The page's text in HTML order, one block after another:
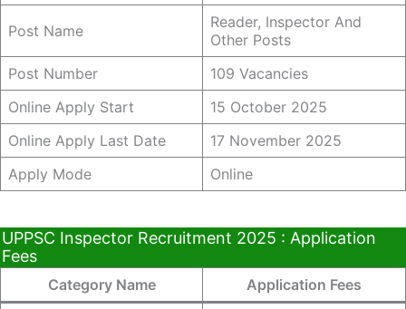
Post Name
Reader, Inspector And
Other Posts
Post Number
109 Vacancies
Online Apply Start
15 October 2025
Online Apply Last Date
17 November 2025
Apply Mode
Online
UPPSC Inspector Recruitment 2025 : Application
Fees
Category Name
Application Fees